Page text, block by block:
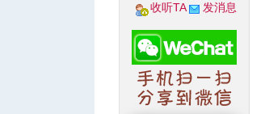
收听TA 发消息